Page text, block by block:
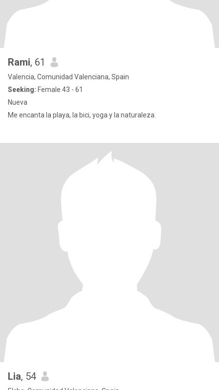
Rami, 61
Valencia, Comunidad Valenciana, Spain
Seeking: Female 43 - 61
Nueva
Me encanta la playa, la bici, yoga y la naturaleza.
Lia, 54